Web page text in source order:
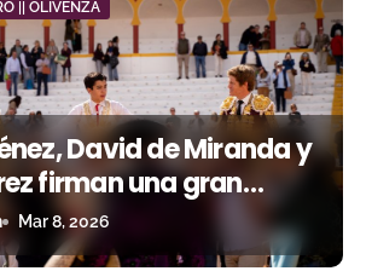
|| OLIVENZA
David de Miranda y
firman una gran
Puerta Grande en
Mar 8, 2026